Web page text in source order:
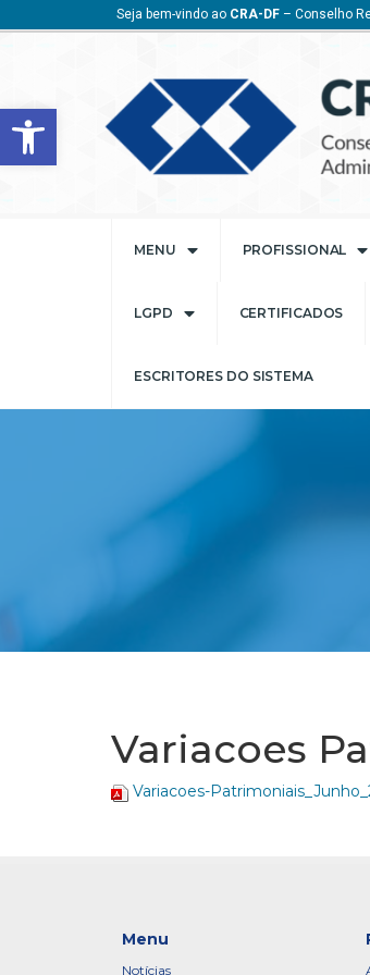
Barra de Ferramentas Aberta
Seja bem-vindo ao CRA-DF – Conselho
MENU PROFISSIONAL
LGPD CERTIFICADOS
ESCRITORES DO SISTEMA
Variacoes
Variacoes-
Menu
Notícias